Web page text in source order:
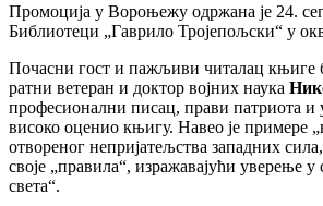
Промоција у Вороњежу одржана је 24.
Библиотеци „Гаврило Тројепољски“ у
Почасни гост и пажљиви читалац књиге
ратни ветеран и доктор војних наука
професионални писац, прави патриота и
високо оценио књигу. Навео је примере
отвореног непријатељства западних
своје „правила“, изражавајући уверење
света“.